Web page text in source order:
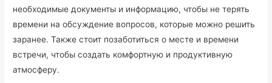
необходимые документы и информацию, чтобы не терять
времени на обсуждение вопросов, которые можно решить
заранее. Также стоит позаботиться о месте и времени
встречи, чтобы создать комфортную и продуктивную
атмосферу.